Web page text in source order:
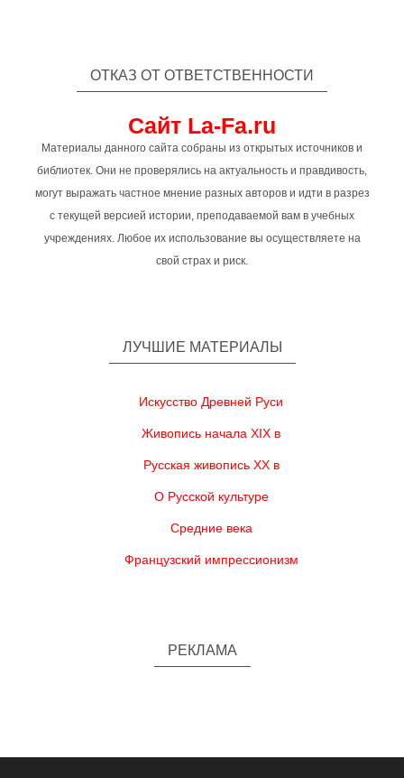
ОТКАЗ ОТ ОТВЕТСТВЕННОСТИ
Сайт La-Fa.ru
Материалы данного сайта собраны из открытых источников и
библиотек. Они не проверялись на актуальность и правдивость,
могут выражать частное мнение разных авторов и идти в разрез
с текущей версией истории, преподаваемой вам в учебных
учреждениях. Любое их использование вы осуществляете на
свой страх и риск.
ЛУЧШИЕ МАТЕРИАЛЫ
Искусство Древней Руси
Живопись начала XIX в
Русская живопись XX в
О Русской культуре
Средние века
Французский импрессионизм
РЕКЛАМА